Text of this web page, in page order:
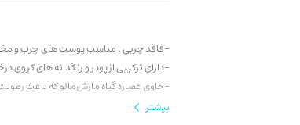
-فاقد چربی ، مناسب پوست های چرب و
-دارای ترکیبی از پودر و رنگدانه های
-حاوی عصاره گیاه مارش‌مالو که باعث
چروک است‌.
بیشتر